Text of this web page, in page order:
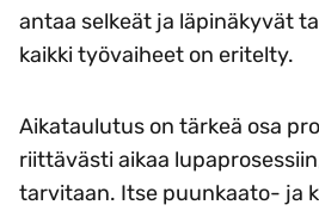
antaa selkeät ja läpinäkyvät
kaikki työvaiheet on eritelty.
Aikataulutus on tärkeä osa
riittävästi aikaa
tarvitaan. Itse puunkaato- ja